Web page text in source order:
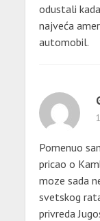
odustali
najveća
automobil.
Pomenuo
pricao o
moze sada
svetskog
privreda